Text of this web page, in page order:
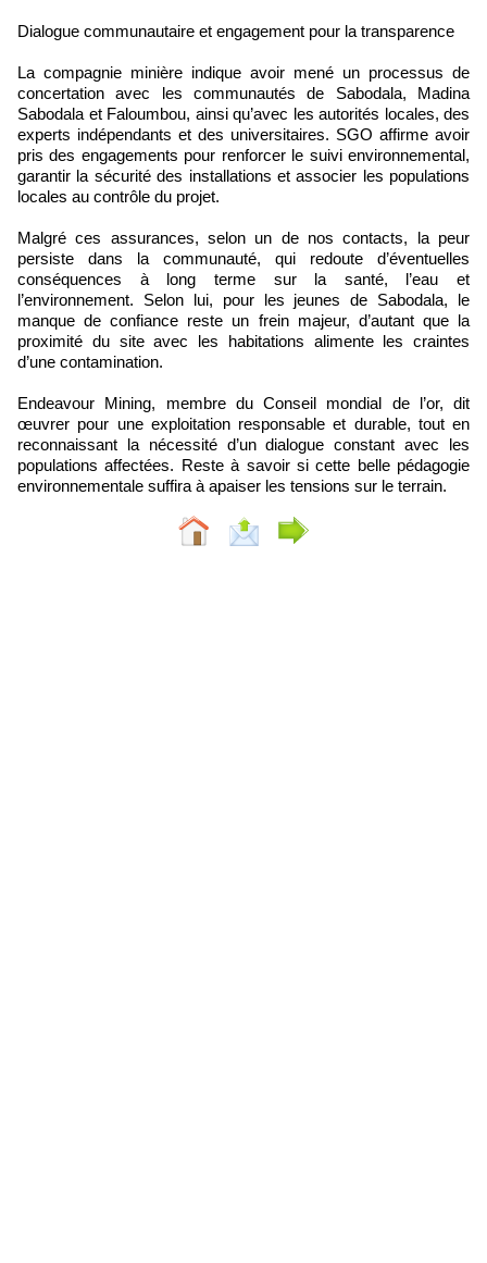
Dialogue communautaire et engagement pour la transparence
La compagnie minière indique avoir mené un processus de
concertation avec les communautés de Sabodala, Madina
Sabodala et Faloumbou, ainsi qu’avec les autorités locales, des
experts indépendants et des universitaires. SGO affirme avoir
pris des engagements pour renforcer le suivi environnemental,
garantir la sécurité des installations et associer les populations
locales au contrôle du projet.
Malgré ces assurances, selon un de nos contacts, la peur
persiste dans la communauté, qui redoute d’éventuelles
conséquences à long terme sur la santé, l’eau et
l’environnement. Selon lui, pour les jeunes de Sabodala, le
manque de confiance reste un frein majeur, d’autant que la
proximité du site avec les habitations alimente les craintes
d’une contamination.
Endeavour Mining, membre du Conseil mondial de l’or, dit
œuvrer pour une exploitation responsable et durable, tout en
reconnaissant la nécessité d’un dialogue constant avec les
populations affectées. Reste à savoir si cette belle pédagogie
environnementale suffira à apaiser les tensions sur le terrain.